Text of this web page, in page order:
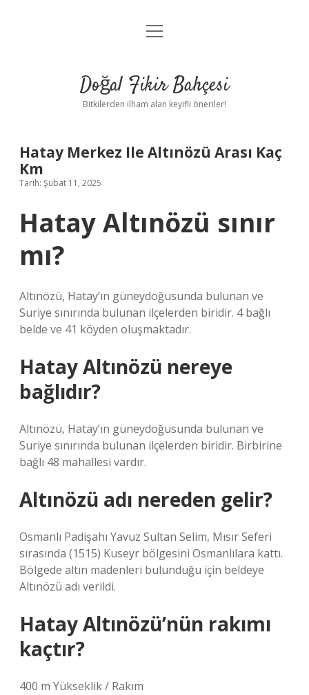
Anasayfa
Yasal Uyarı
menüyü
Doğal Fikir Bahçesi
Bitkilerden ilham alan keyifli öneriler!
Hatay Merkez Ile Altınözü Arası Kaç
Km
Tarih: Şubat 11, 2025
Hatay Altınözü sınır
mı?
Altınözü, Hatay’ın güneydoğusunda bulunan ve
Suriye sınırında bulunan ilçelerden biridir. 4 bağlı
belde ve 41 köyden oluşmaktadır.
Hatay Altınözü nereye
bağlıdır?
Altınözü, Hatay’ın güneydoğusunda bulunan ve
Suriye sınırında bulunan ilçelerden biridir. Birbirine
bağlı 48 mahallesi vardır.
Altınözü adı nereden gelir?
Osmanlı Padişahı Yavuz Sultan Selim, Mısır Seferi
sırasında (1515) Kuseyr bölgesini Osmanlılara kattı.
Bölgede altın madenleri bulunduğu için beldeye
Altınözü adı verildi.
Hatay Altınözü’nün rakımı
kaçtır?
400 m Yükseklik / Rakım